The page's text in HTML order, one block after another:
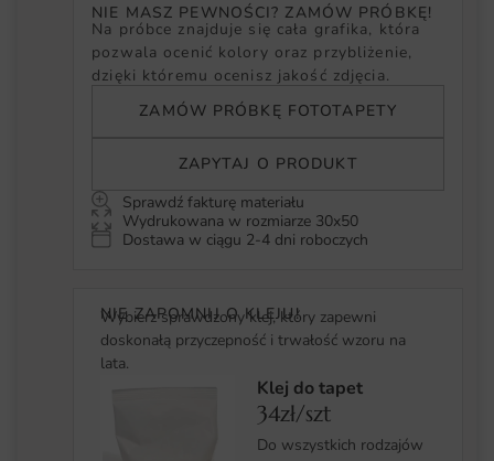
NIE MASZ PEWNOŚCI? ZAMÓW PRÓBKĘ!
Na próbce znajduje się cała grafika, która
pozwala ocenić kolory oraz przybliżenie,
dzięki któremu ocenisz jakość zdjęcia.
ZAMÓW PRÓBKĘ FOTOTAPETY
ZAPYTAJ O PRODUKT
Sprawdź fakturę materiału
Wydrukowana w rozmiarze 30x50
Dostawa w ciągu 2-4 dni roboczych
NIE ZAPOMNIJ O KLEJU!
Wybierz sprawdzony klej, który zapewni
doskonałą przyczepność i trwałość wzoru na
lata.
Klej do tapet
34zł/szt
Do wszystkich rodzajów